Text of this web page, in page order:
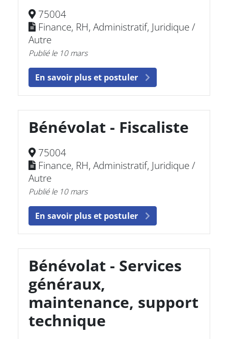
75004
Finance, RH, Administratif, Juridique /
Autre
Publié le 10 mars
En savoir plus et postuler
Bénévolat - Fiscaliste
75004
Finance, RH, Administratif, Juridique /
Autre
Publié le 10 mars
En savoir plus et postuler
Bénévolat - Services
généraux,
maintenance, support
technique